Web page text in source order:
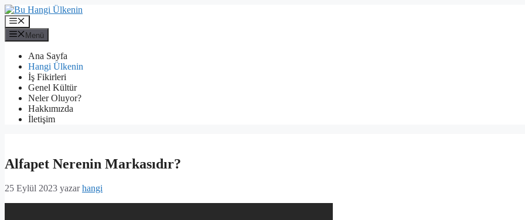
İçeriğe
atla
Menü
Menü
Ana Sayfa
Hangi Ülkenin
İş Fikirleri
Genel Kültür
Neler Oluyor?
Hakkımızda
İletişim
Alfapet Nerenin Markasıdır?
25 Eylül 2023 yazarhangi